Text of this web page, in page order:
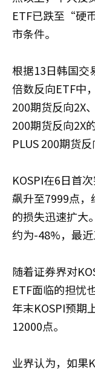
ETF已跌至“硬
市条件。
根据13日韩国交
倍数反向ETF中
200期货反向2X
200期货反向2X
PLUS 200期货
KOSPI在6日首
飙升至7999点
的损失迅速扩大
约为-48%，最近
随着证券界对
ETF面临的担忧
年末KOSPI预期
12000点。
业界认为，如果